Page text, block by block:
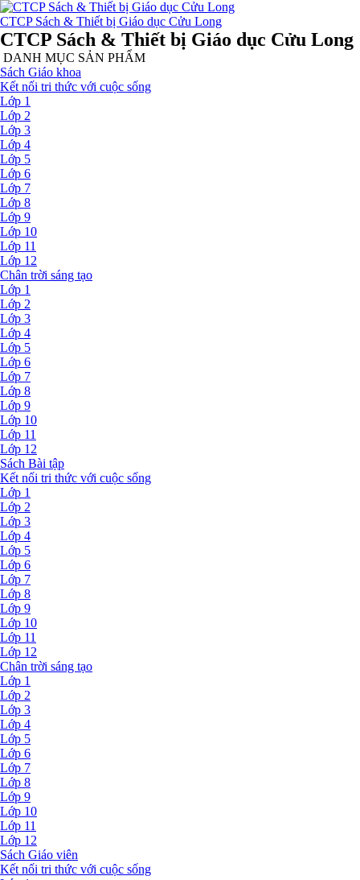
CTCP Sách & Thiết bị Giáo dục Cửu Long
CTCP Sách & Thiết bị Giáo dục Cửu Long
DANH MỤC SẢN PHẨM
Sách Giáo khoa
Kết nối tri thức với cuộc sống
Lớp 1
Lớp 2
Lớp 3
Lớp 4
Lớp 5
Lớp 6
Lớp 7
Lớp 8
Lớp 9
Lớp 10
Lớp 11
Lớp 12
Chân trời sáng tạo
Lớp 1
Lớp 2
Lớp 3
Lớp 4
Lớp 5
Lớp 6
Lớp 7
Lớp 8
Lớp 9
Lớp 10
Lớp 11
Lớp 12
Sách Bài tập
Kết nối tri thức với cuộc sống
Lớp 1
Lớp 2
Lớp 3
Lớp 4
Lớp 5
Lớp 6
Lớp 7
Lớp 8
Lớp 9
Lớp 10
Lớp 11
Lớp 12
Chân trời sáng tạo
Lớp 1
Lớp 2
Lớp 3
Lớp 4
Lớp 5
Lớp 6
Lớp 7
Lớp 8
Lớp 9
Lớp 10
Lớp 11
Lớp 12
Sách Giáo viên
Kết nối tri thức với cuộc sống